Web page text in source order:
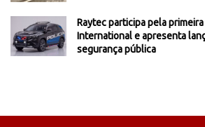
Raytec participa pela
International e apresenta
segurança pública